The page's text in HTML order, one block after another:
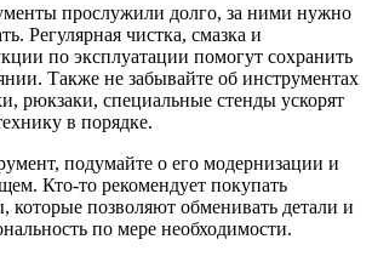
прослужили долго, за ними нужно
Регулярная чистка, смазка и
по эксплуатации помогут сохранить
Также не забывайте об инструментах
рюкзаки, специальные стенды ускорят
в порядке.
подумайте о его модернизации и
Кто-то рекомендует покупать
которые позволяют обменивать детали и
по мере необходимости.